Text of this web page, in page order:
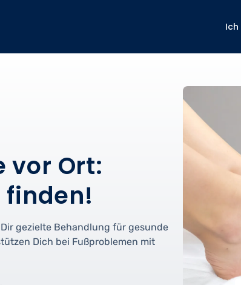
vor Ort:
finden!
gezielte Behandlung für gesunde
Dich bei Fußproblemen mit